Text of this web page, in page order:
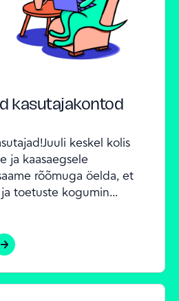
kasutajakontod
keskel kolis
ja kaasaegsele
rõõmuga öelda, et
toetuste kogumin...